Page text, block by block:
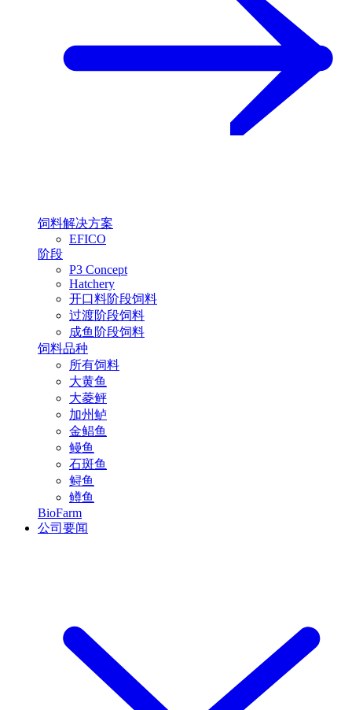
饲料解决方案
EFICO
阶段
P3 Concept
Hatchery
开口料阶段饲料
过渡阶段饲料
成鱼阶段饲料
饲料品种
所有饲料
大黄鱼
大菱鲆
加州鲈
金鲳鱼
鳗鱼
石斑鱼
鲟鱼
鳟鱼
BioFarm
公司要闻